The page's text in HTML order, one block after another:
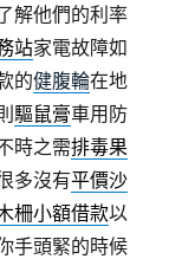
解他們的利率
站家電故障如
的健腹輪在地
驅鼠膏車用防
時之需排毒果
多沒有平價沙
柵小額借款以
手頭緊的時候